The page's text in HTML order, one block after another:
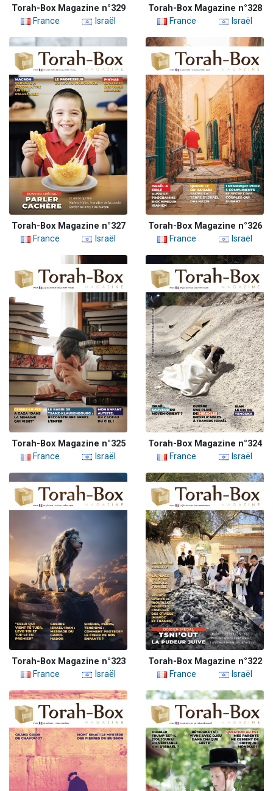
Torah-Box Magazine n°329
France
Israël
Torah-Box Magazine n°328
France
Israël
Torah-Box Magazine n°327
France
Israël
Torah-Box Magazine n°326
France
Israël
Torah-Box Magazine n°325
France
Israël
Torah-Box Magazine n°324
France
Israël
Torah-Box Magazine n°323
France
Israël
Torah-Box Magazine n°322
France
Israël